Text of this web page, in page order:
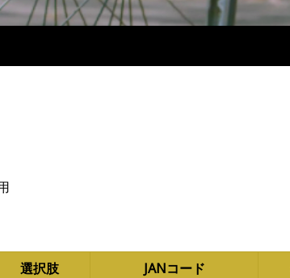
選択肢 JANコード